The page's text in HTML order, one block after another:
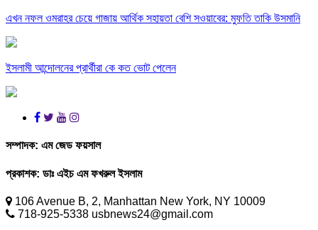
এখন নফল ওমরাহর চেয়ে গাজায় আর্থিক সহায়তা বেশি সওয়াবের: মুফতি তাকি উসমানি
ইসলামী আন্দোলনের প্রার্থীরা কে কত ভোট পেলেন
সম্পাদক: এম জেড ফয়সাল
প্রকাশক: ডাঃ এইচ এম ফখরুল ইসলাম
106 Avenue B, 2, Manhattan New York, NY 10009
718-925-5338 usbnews24@gmail.com